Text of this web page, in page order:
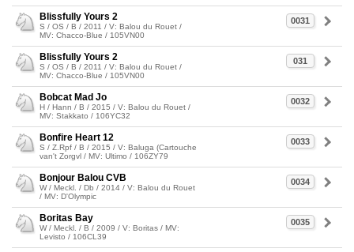
0031
Blissfully Yours 2
S / OS / B / 2011 / V: Balou du Rouet /
MV: Chacco-Blue / 105VN00
031
Blissfully Yours 2
S / OS / B / 2011 / V: Balou du Rouet /
MV: Chacco-Blue / 105VN00
0032
Bobcat Mad Jo
H / Hann / B / 2015 / V: Balou du Rouet /
MV: Stakkato / 106YC32
0033
Bonfire Heart 12
S / Z.Rpf / B / 2015 / V: Baluga (Cartouche
van't Zorgvl / MV: Ultimo / 106ZY79
0034
Bonjour Balou CVB
W / Meckl. / Db / 2014 / V: Balou du Rouet
/ MV: D'Olympic
0035
Boritas Bay
W / Meckl. / B / 2009 / V: Boritas / MV:
Levisto / 106CL39